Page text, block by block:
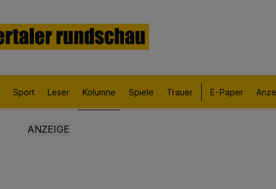
Sport Leser Kolumne Spiele Trauer E-Paper